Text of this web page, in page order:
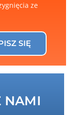
ze
SIĘ
NAMI